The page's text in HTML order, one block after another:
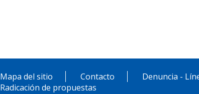
Mapa del sitio Contacto Denuncia -
Radicación de propuestas